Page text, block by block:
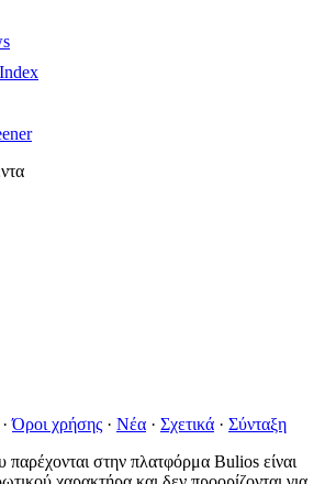
· Όροι χρήσης · Νέα · Σχετικά · Σύνταξη
στην πλατφόρμα Bulios είναι